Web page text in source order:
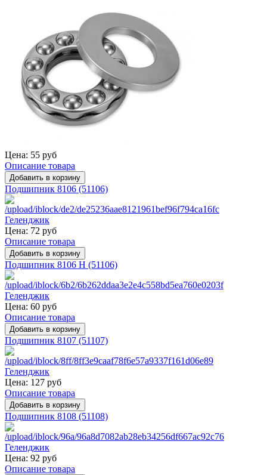
Цена: 55 руб
Описание товара
Подшипник 8106 (51106)
Цена: 72 руб
Описание товара
Подшипник 8106 H (51106)
Цена: 60 руб
Описание товара
Подшипник 8107 (51107)
Цена: 127 руб
Описание товара
Подшипник 8108 (51108)
Цена: 92 руб
Описание товара